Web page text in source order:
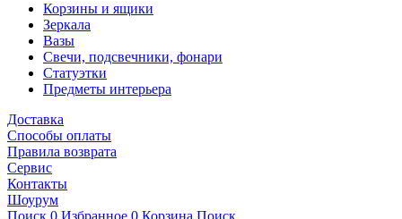
Корзины и ящики
Зеркала
Вазы
Свечи, подсвечники, фонари
Статуэтки
Предметы интерьера
Доставка
Способы оплаты
Правила возврата
Сервис
Контакты
Шоурум
Поиск 0 Избранное 0 Корзина Поиск